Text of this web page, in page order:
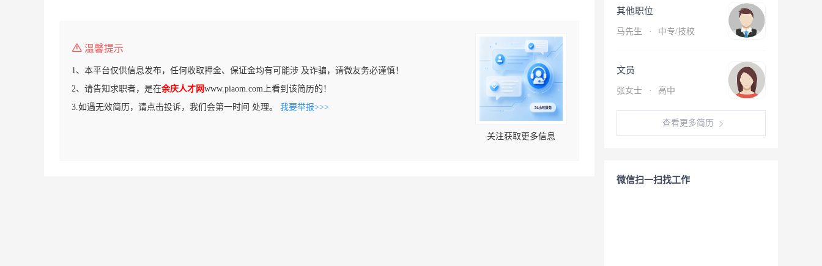
温馨提示
1、本平台仅供信息发布，任何收取押金、保证金均有可能涉 及诈骗，请微友务必谨慎！
2、请告知求职者，是在余庆人才网www.piaom.com上看到该简历的！
3.如遇无效简历，请点击投诉，我们会第一时间 处理。 我要举报>>>
关注获取更多信息
其他职位
马先生 · 中专/技校
文员
张女士 · 高中
查看更多简历
微信扫一扫找工作